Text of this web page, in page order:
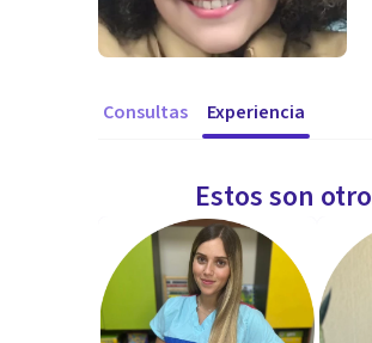
Consultas Experiencia
Estos son